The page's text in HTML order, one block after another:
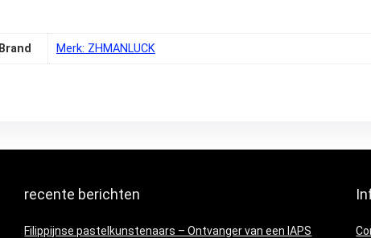
Brand Merk: ZHMANLUCK
recente berichten
Filippijnse pastelkunstenaars – Ontvanger van een IAPS